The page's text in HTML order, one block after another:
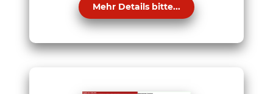
Mehr Details bitte...